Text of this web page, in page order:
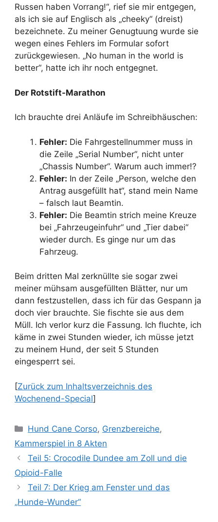
Russen haben Vorrang!“, rief sie mir entgegen,
als ich sie auf Englisch als „cheeky“ (dreist)
bezeichnete. Zu meiner Genugtuung wurde sie
wegen eines Fehlers im Formular sofort
zurückgewiesen. „No human in the world is
better“, hatte ich ihr noch entgegnet.
Der Rotstift-Marathon
Ich brauchte drei Anläufe im Schreibhäuschen:
Fehler: Die Fahrgestellnummer muss in
die Zeile „Serial Number“, nicht unter
„Chassis Number“. Warum auch immer!?
Fehler: In der Zeile „Person, welche den
Antrag ausgefüllt hat“, stand mein Name
– falsch laut Beamtin.
Fehler: Die Beamtin strich meine Kreuze
bei „Fahrzeugeinfuhr“ und „Tier dabei“
wieder durch. Es ginge nur um das
Fahrzeug.
Beim dritten Mal zerknüllte sie sogar zwei
meiner mühsam ausgefüllten Blätter, nur um
dann festzustellen, dass ich für das Gespann ja
doch vier brauchte. Sie fischte sie aus dem
Müll. Ich verlor kurz die Fassung. Ich fluchte, ich
käme in zwei Stunden wieder, ich müsse jetzt
zu meinem Hund, der seit 5 Stunden
eingesperrt sei.
[Zurück zum Inhaltsverzeichnis des
Wochenend-Special]
Kategorien
Hund Cane Corso, Grenzbereiche,
Kammerspiel in 8 Akten
Teil 5: Crocodile Dundee am Zoll und die
Opioid-Falle
Teil 7: Der Krieg am Fenster und das
„Hunde-Wunder“